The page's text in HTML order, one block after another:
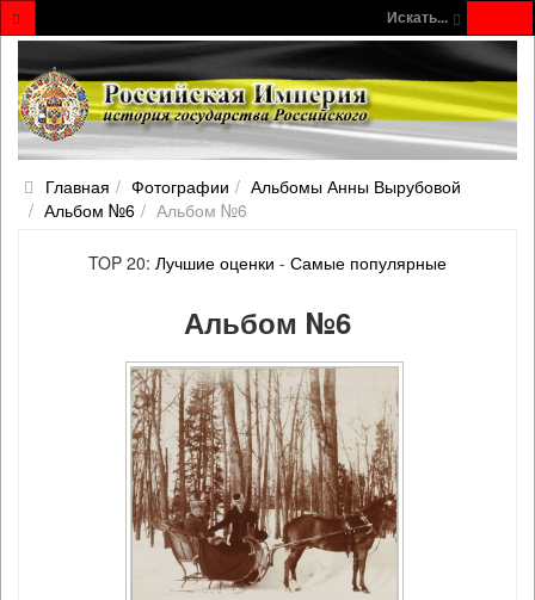
Искать...
Главная Фотографии
Альбомы Анны Вырубовой
Альбом №6
Альбом №6
TOP 20: Лучшие оценки - Самые популярные
Альбом №6